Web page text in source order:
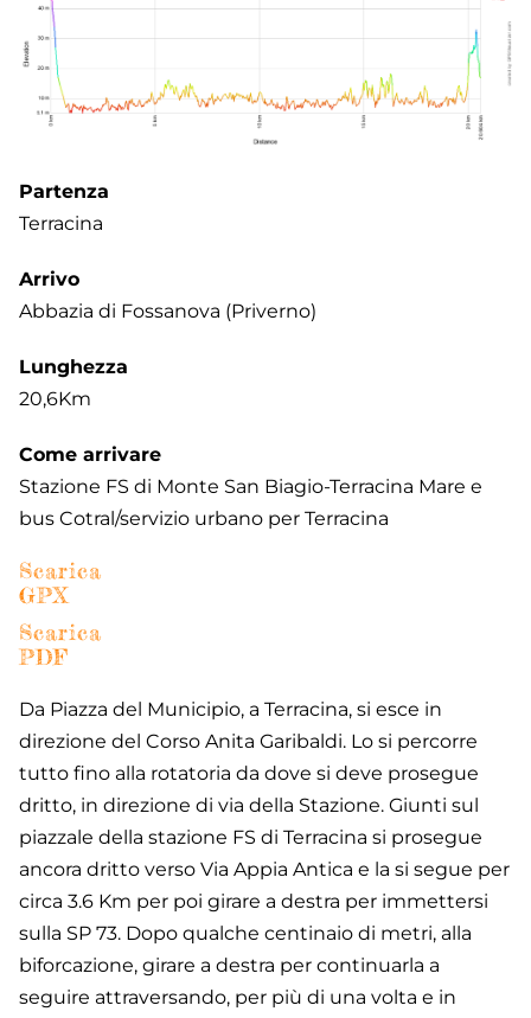
Partenza
Terracina
Arrivo
Abbazia di Fossanova (Priverno)
Lunghezza
20,6Km
Come arrivare
Stazione FS di Monte San Biagio-Terracina Mare e
bus Cotral/servizio urbano per Terracina
Scarica
GPX
Scarica
PDF
Da Piazza del Municipio, a Terracina, si esce in
direzione del Corso Anita Garibaldi. Lo si percorre
tutto fino alla rotatoria da dove si deve prosegue
dritto, in direzione di via della Stazione. Giunti sul
piazzale della stazione FS di Terracina si prosegue
ancora dritto verso Via Appia Antica e la si segue per
circa 3.6 Km per poi girare a destra per immettersi
sulla SP 73. Dopo qualche centinaio di metri, alla
biforcazione, girare a destra per continuarla a
seguire attraversando, per più di una volta e in